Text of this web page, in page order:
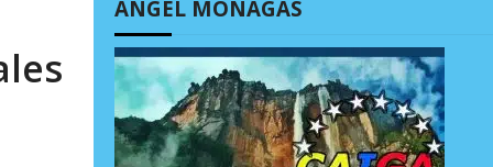
ÁNGEL MONAGAS